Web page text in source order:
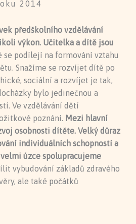
2014
předškolního vzdělávání
výkon. Učitelka a dítě jsou
se podílejí na formování vztahu
Snažíme se rozvíjet dítě po
sociální a rozvíjet je tak,
bylo jedinečnou a
Ve vzdělávání dětí
poznání. Mezi hlavní
osobnosti dítěte. Velký důraz
individuálních schopností a
velmi úzce spolupracujeme
vybudování základů zdravého
ale také počátků